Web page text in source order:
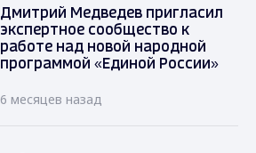
Дмитрий Медведев пригласил
экспертное сообщество к
работе над новой народной
программой «Единой России»
6 месяцев назад